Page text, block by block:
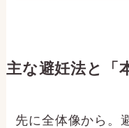
主な避妊法と「
先に全体像から。